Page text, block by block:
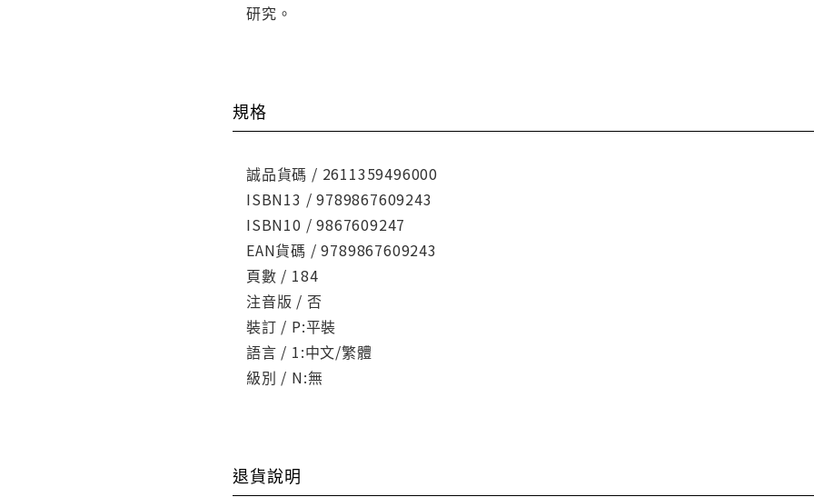
研究。
規格
誠品貨碼 / 2611359496000
ISBN13 / 9789867609243
ISBN10 / 9867609247
EAN貨碼 / 9789867609243
頁數 / 184
注音版 / 否
裝訂 / P:平裝
語言 / 1:中文/繁體
級別 / N:無
退貨說明